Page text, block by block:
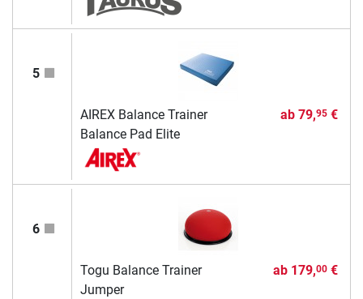
5
AIREX Balance Trainer
Balance Pad Elite
ab 79,95€
6
Togu Balance Trainer
Jumper
ab 179,00€